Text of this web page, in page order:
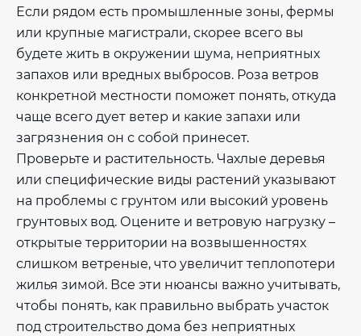
Если рядом есть промышленные зоны, фермы
или крупные магистрали, скорее всего вы
будете жить в окружении шума, неприятных
запахов или вредных выбросов. Роза ветров
конкретной местности поможет понять, откуда
чаще всего дует ветер и какие запахи или
загрязнения он с собой принесет.
Проверьте и растительность. Чахлые деревья
или специфические виды растений указывают
на проблемы с грунтом или высокий уровень
грунтовых вод. Оцените и ветровую нагрузку –
открытые территории на возвышенностях
слишком ветреные, что увеличит теплопотери
жилья зимой. Все эти нюансы важно учитывать,
чтобы понять, как правильно выбрать участок
под строительство дома без неприятных